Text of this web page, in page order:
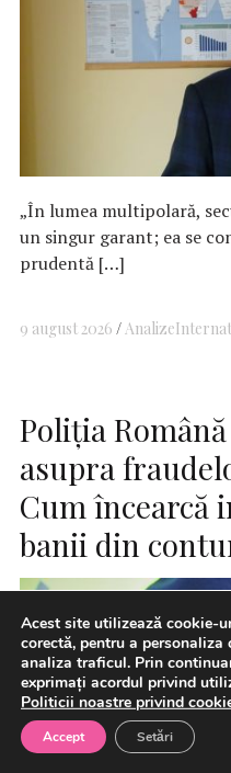
„În lumea multipolară,
un singur garant; ea se
prudentă […]
9 august 2026 Analize
Poliția
asupra
Cum încearcă
banii din
Acest site utilizează cookie-
corectă, pentru a
analiza traficul. Prin
exprimați acordul privind
Politicii noastre privind
Accept Setări